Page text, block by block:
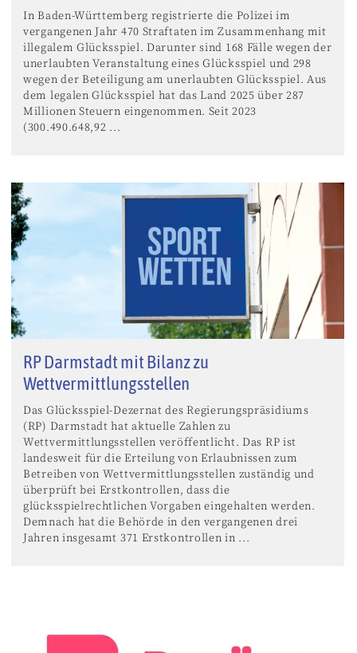
In Baden-Württemberg registrierte die Polizei im
vergangenen Jahr 470 Straftaten im Zusammenhang mit
illegalem Glücksspiel. Darunter sind 168 Fälle wegen der
unerlaubten Veranstaltung eines Glücksspiel und 298
wegen der Beteiligung am unerlaubten Glücksspiel. Aus
dem legalen Glücksspiel hat das Land 2025 über 287
Millionen Steuern eingenommen. Seit 2023
(300.490.648,92 ...
RP Darmstadt mit Bilanz zu
Wettvermittlungsstellen
Das Glücksspiel-Dezernat des Regierungspräsidiums
(RP) Darmstadt hat aktuelle Zahlen zu
Wettvermittlungsstellen veröffentlicht. Das RP ist
landesweit für die Erteilung von Erlaubnissen zum
Betreiben von Wettvermittlungsstellen zuständig und
überprüft bei Erstkontrollen, dass die
glücksspielrechtlichen Vorgaben eingehalten werden.
Demnach hat die Behörde in den vergangenen drei
Jahren insgesamt 371 Erstkontrollen in ...